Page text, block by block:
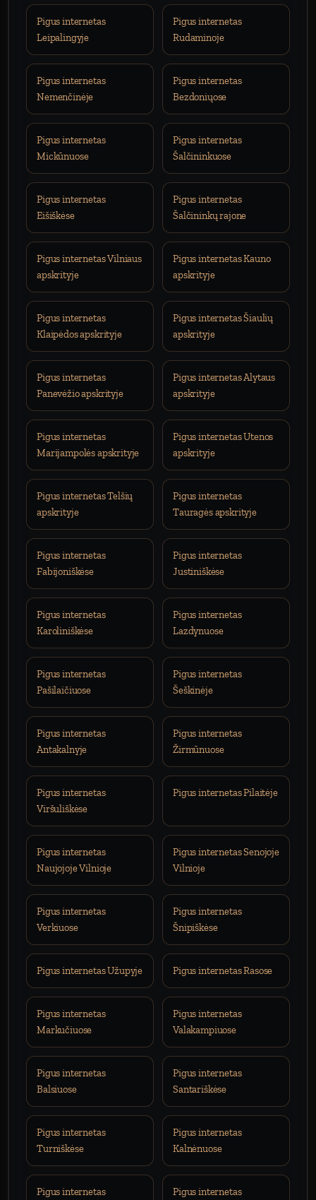
Pigus internetas
Leipalingyje
Pigus internetas
Rudaminoje
Pigus internetas
Nemenčinėje
Pigus internetas
Bezdoniųose
Pigus internetas
Mickūnuose
Pigus internetas
Šalčininkuose
Pigus internetas
Eišiškėse
Pigus internetas
Šalčininkų rajone
Pigus internetas Vilniaus
apskrityje
Pigus internetas Kauno
apskrityje
Pigus internetas
Klaipėdos apskrityje
Pigus internetas Šiaulių
apskrityje
Pigus internetas
Panevėžio apskrityje
Pigus internetas Alytaus
apskrityje
Pigus internetas
Marijampolės apskrityje
Pigus internetas Utenos
apskrityje
Pigus internetas Telšių
apskrityje
Pigus internetas
Tauragės apskrityje
Pigus internetas
Fabijoniškėse
Pigus internetas
Justiniškėse
Pigus internetas
Karoliniškėse
Pigus internetas
Lazdynuose
Pigus internetas
Pašilaičiuose
Pigus internetas
Šeškinėje
Pigus internetas
Antakalnyje
Pigus internetas
Žirmūnuose
Pigus internetas
Viršuliškėse
Pigus internetas Pilaitėje
Pigus internetas
Naujojoje Vilnioje
Pigus internetas Senojoje
Vilnioje
Pigus internetas
Verkiuose
Pigus internetas
Šnipiškėse
Pigus internetas Užupyje Pigus internetas Rasose
Pigus internetas
Markučiuose
Pigus internetas
Valakampiuose
Pigus internetas
Balsiuose
Pigus internetas
Santariškėse
Pigus internetas
Turniškėse
Pigus internetas
Kalnėnuose
Pigus internetas Pigus internetas